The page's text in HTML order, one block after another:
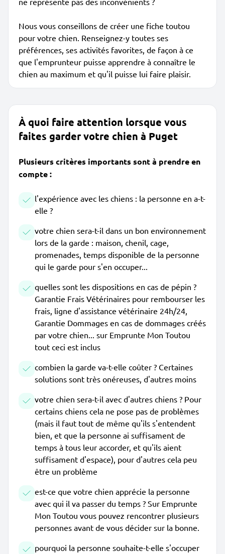
Nous vous conseillons de créer une fiche toutou
pour votre chien. Renseignez-y toutes ses
préférences, ses activités favorites, de façon à ce
que l'emprunteur puisse apprendre à connaître le
chien au maximum et qu'il puisse lui faire plaisir.
À quoi faire attention lorsque vous
faites garder votre chien à Puget
Plusieurs critères importants sont à prendre en
compte :
l'expérience avec les chiens : la personne en a-t-
elle ?
votre chien sera-t-il dans un bon environnement
lors de la garde : maison, chenil, cage,
promenades, temps disponible de la personne
qui le garde pour s'en occuper...
quelles sont les dispositions en cas de pépin ?
Garantie Frais Vétérinaires pour rembourser les
frais, ligne d'assistance vétérinaire 24h/24,
Garantie Dommages en cas de dommages créés
par votre chien... sur Emprunte Mon Toutou
tout ceci est inclus
combien la garde va-t-elle coûter ? Certaines
solutions sont très onéreuses, d'autres moins
votre chien sera-t-il avec d'autres chiens ? Pour
certains chiens cela ne pose pas de problèmes
(mais il faut tout de même qu'ils s'entendent
bien, et que la personne ai suffisament de
temps à tous leur accorder, et qu'ils aient
suffisament d'espace), pour d'autres cela peu
être un problème
est-ce que votre chien apprécie la personne
avec qui il va passer du temps ? Sur Emprunte
Mon Toutou vous pouvez rencontrer plusieurs
personnes avant de vous décider sur la bonne.
pourquoi la personne souhaite-t-elle s'occuper